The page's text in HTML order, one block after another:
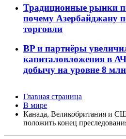
Традиционные рынки
почему Азербайджану
торговли
BP и партнёры
капиталовложения в
добычу на уровне 8
Главная страница
В мире
Канада, Великобритания и
положить конец